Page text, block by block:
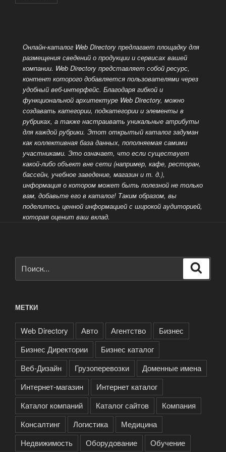
Онлайн-каталог Web Directory предлагает площадку для
размещения сведений о продукции и сервисах вашей
компании. Web Directory представляет собой ресурс,
контент которого добавляется пользователями через
удобный веб-интерфейс. Благодаря гибкой и
функциональной архитектуре Web Directory, можно
создавать категории, подкатегории и элементы в
рубриках, а также настраивать уникальные атрибуты
для каждой рубрики. Этот открытый каталог задуман
как коллективная база данных, пополняемая самими
участниками. Это означает, что если существует
какой-либо объект вне сети (например, кафе, ресторан,
бассейн, учебное заведение, магазин и т. д.),
информация о котором может быть полезной не только
вам, добавьте его в каталог! Таким образом, вы
поделитесь ценной информацией с широкой аудиторией,
которая оценит ваш вклад.
МЕТКИ
Web Directory Авто Агентство
Бизнес
Бизнес Директории
Бизнес каталог
Веб-Дизайн
Грузоперевозки
Доменные имена
Интернет-магазин
Интернет каталог
Каталог компаний
Каталог сайтов
Компания
Консалтинг
Логистика
Медицина
Недвижимость
Оборудование
Обучение